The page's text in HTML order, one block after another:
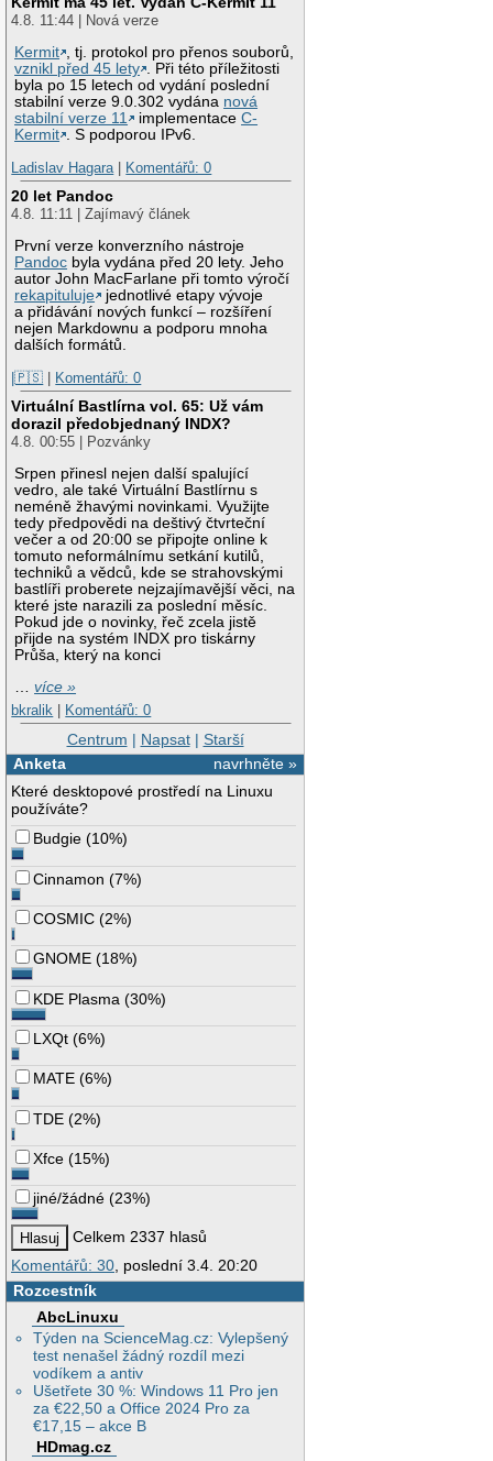
4.8. 11:44 | Nová verze
Kermit
, tj. protokol pro přenos souborů,
vznikl před 45 lety
. Při této příležitosti
byla po 15 letech od vydání poslední
stabilní verze 9.0.302 vydána nová
stabilní verze 11
implementaceC-
Kermit
. S podporou IPv6.
Ladislav Hagara | Komentářů: 0
20 let Pandoc
4.8. 11:11 | Zajímavý článek
První verze konverzního nástroje
Pandoc byla vydána před 20 lety. Jeho
autor John MacFarlane při tomto výročí
rekapituluje
jednotlivé etapy vývoje
a přidávání nových funkcí – rozšíření
nejen Markdownu a podporu mnoha
dalších formátů.
|🇵🇸 | Komentářů: 0
Virtuální Bastlírna vol. 65: Už vám
dorazil předobjednaný INDX?
4.8. 00:55 | Pozvánky
Srpen přinesl nejen další spalující
vedro, ale také Virtuální Bastlírnu s
neméně žhavými novinkami. Využijte
tedy předpovědi na deštivý čtvrteční
večer a od 20:00 se připojte online k
tomuto neformálnímu setkání kutilů,
techniků a vědců, kde se strahovskými
bastlíři proberete nejzajímavější věci, na
které jste narazili za poslední měsíc.
Pokud jde o novinky, řeč zcela jistě
přijde na systém INDX pro tiskárny
Průša, který na konci
…více »
bkralik
Komentářů: 0
Centrum | Napsat| Starší
navrhněte »
Anketa
Které desktopové prostředí na Linuxu
používáte?
Budgie (10%)
Cinnamon (7%)
COSMIC (2%)
GNOME (18%)
KDE Plasma (30%)
LXQt (6%)
MATE (6%)
TDE (2%)
Xfce (15%)
jiné/žádné (23%)
Celkem 2337 hlasů
Komentářů: 30 , poslední 3.4. 20:20
Rozcestník
AbcLinuxu
Týden na ScienceMag.cz: Vylepšený
test nenašel žádný rozdíl mezi
vodíkem a antiv
Ušetřete 30 %: Windows 11 Pro jen
za €22,50 a Office 2024 Pro za
€17,15 – akce B
HDmag.cz